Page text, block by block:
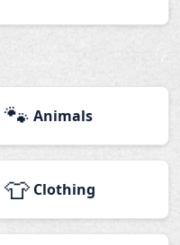
🐾 Animals
👕 Clothing